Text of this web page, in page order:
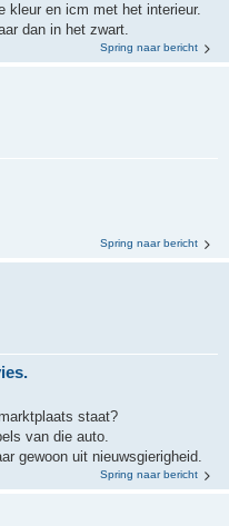
kleur en icm met het interieur.
dan in het zwart.
Spring naar bericht
Spring naar bericht
staat?
van die auto.
gewoon uit nieuwsgierigheid.
Spring naar bericht